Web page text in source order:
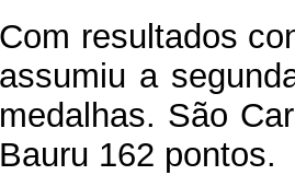
Com resultados
assumiu a
medalhas. São
Bauru 162 pontos.